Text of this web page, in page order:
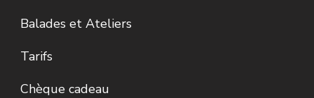
Balades et Ateliers
Tarifs
Chèque cadeau